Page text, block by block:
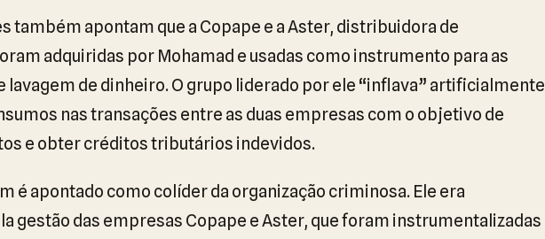
também apontam que a Copape e a Aster, distribuidora de
adquiridas por Mohamad e usadas como instrumento para as
lavagem de dinheiro. O grupo liderado por ele “inflava” artificialmente
nas transações entre as duas empresas com o objetivo de
e obter créditos tributários indevidos.
é apontado como colíder da organização criminosa. Ele era
gestão das empresas Copape e Aster, que foram instrumentalizadas